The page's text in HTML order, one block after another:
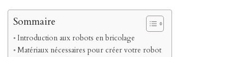
Sommaire
Introduction aux robots en bricolage
Matériaux nécessaires pour créer votre robot